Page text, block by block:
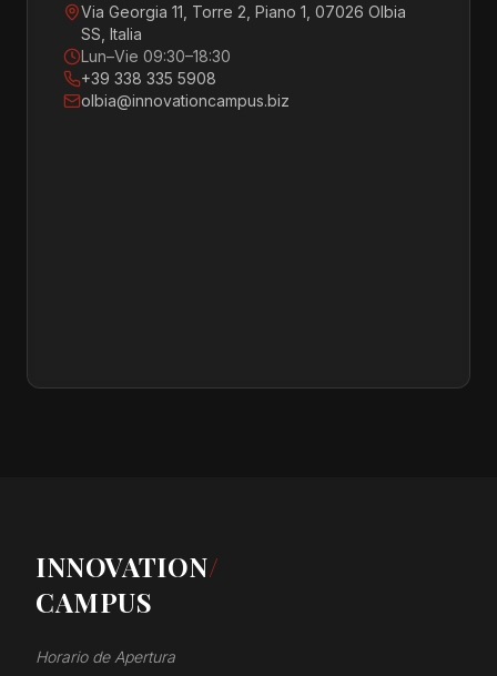
Via Georgia 11, Torre 2, Piano 1, 07026 Olbia
SS, Italia
Lun–Vie 09:30–18:30
+39 338 335 5908
olbia@innovationcampus.biz
INNOVATION/
CAMPUS
Horario de Apertura